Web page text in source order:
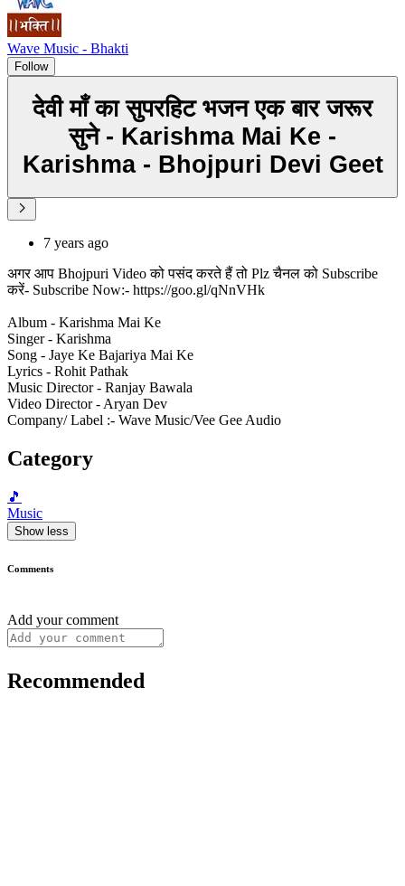
Wave Music - Bhakti
Follow
देवी माँ का सुपरहिट भजन एक बार जरूर
सुने - Karishma Mai Ke -
Karishma - Bhojpuri Devi Geet
7 years ago
अगर आप Bhojpuri Video को पसंद करते हैं तो Plz चैनल को Subscribe
करें- Subscribe Now:- https://goo.gl/qNnVHk
Album - Karishma Mai Ke
Singer - Karishma
Song - Jaye Ke Bajariya Mai Ke
Lyrics - Rohit Pathak
Music Director - Ranjay Bawala
Video Director - Aryan Dev
Company/ Label :- Wave Music/Vee Gee Audio
Category
🎵
Music
Show less
Comments
Add your comment
Recommended